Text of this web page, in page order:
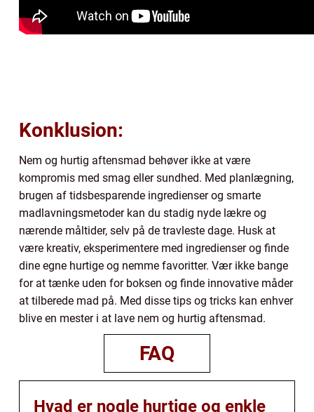
Konklusion:
Nem og hurtig aftensmad behøver ikke at være
kompromis med smag eller sundhed. Med planlægning,
brugen af tidsbesparende ingredienser og smarte
madlavningsmetoder kan du stadig nyde lækre og
nærende måltider, selv på de travleste dage. Husk at
være kreativ, eksperimentere med ingredienser og finde
dine egne hurtige og nemme favoritter. Vær ikke bange
for at tænke uden for boksen og finde innovative måder
at tilberede mad på. Med disse tips og tricks kan enhver
blive en mester i at lave nem og hurtig aftensmad.
FAQ
Hvad er nogle hurtige og enkle